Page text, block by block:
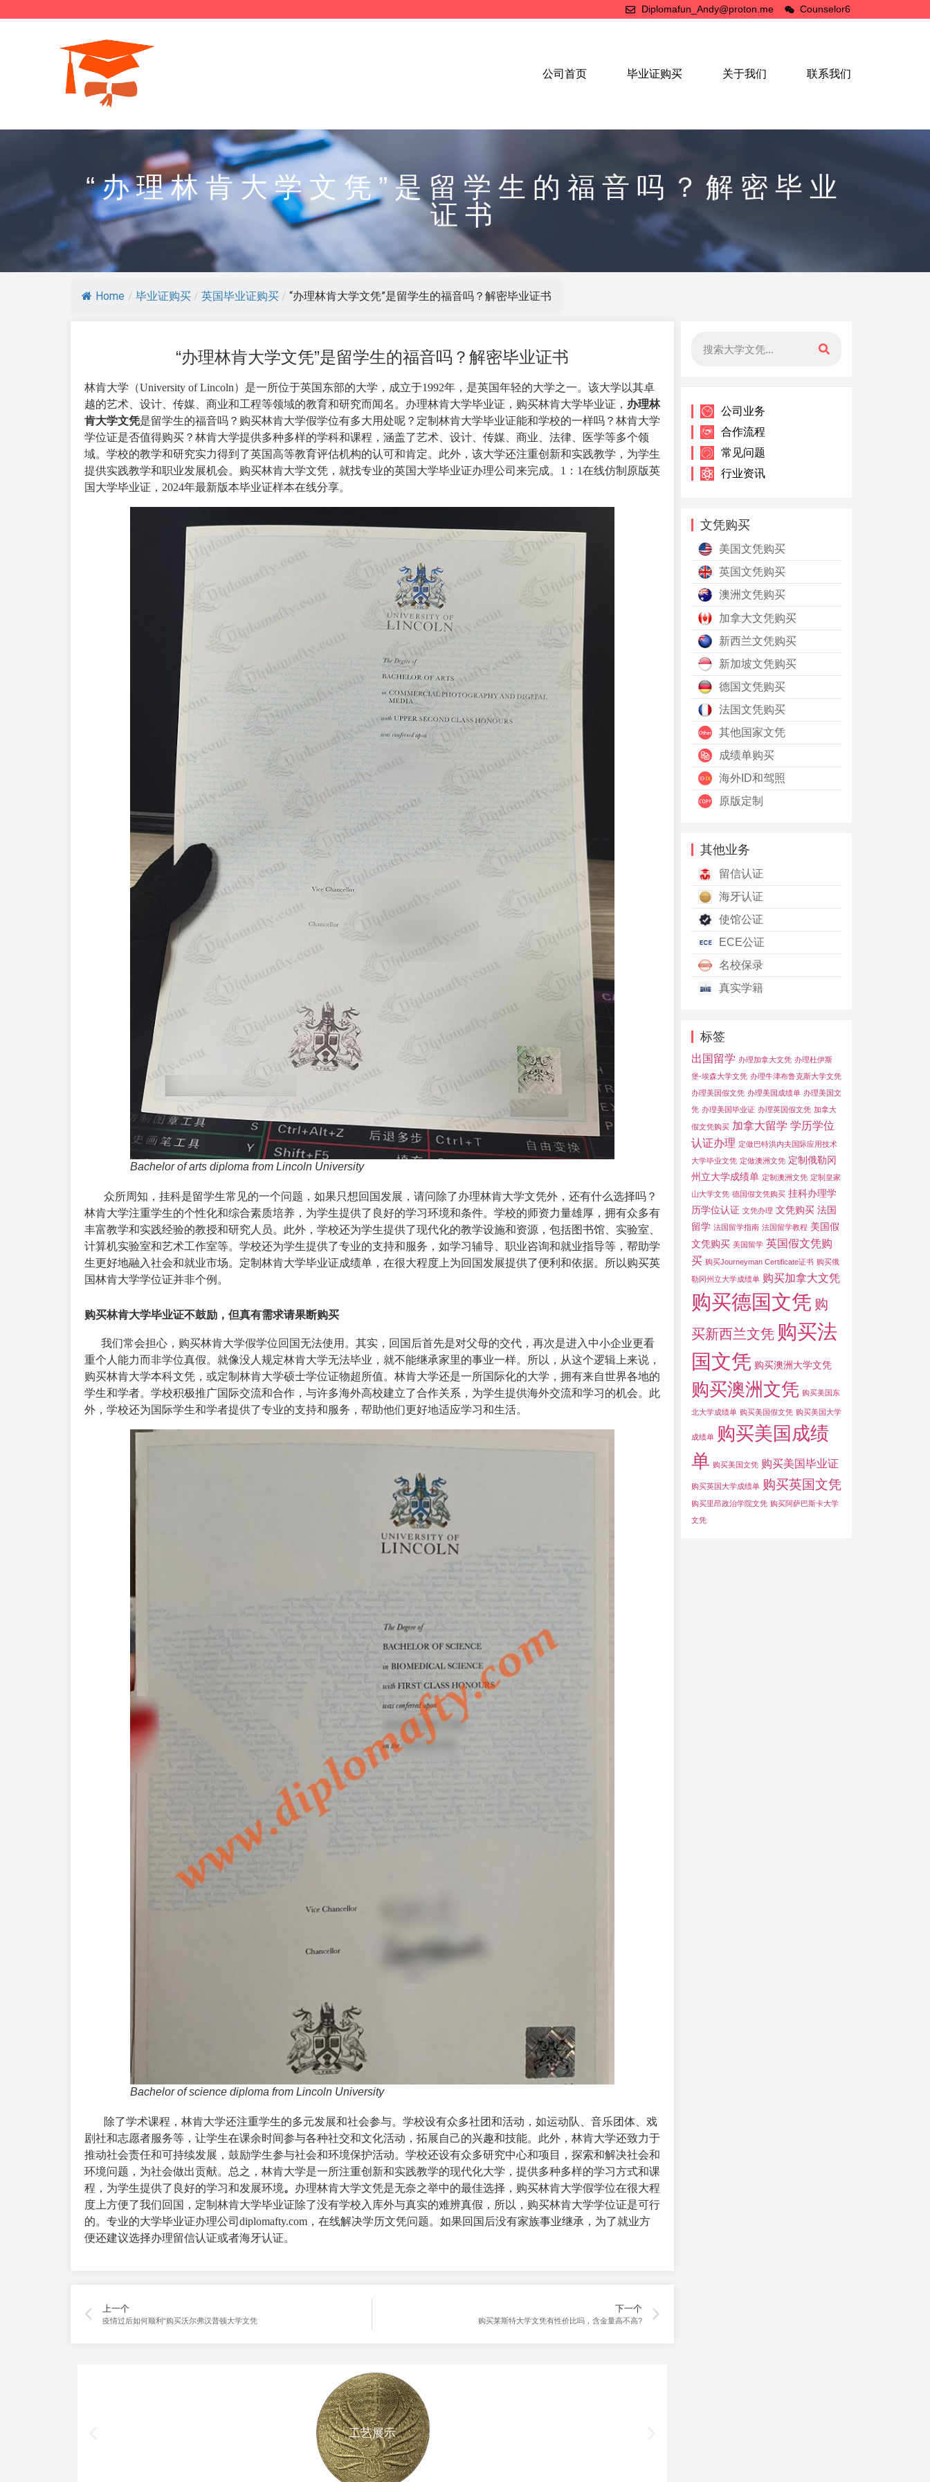
Diplomafun_Andy@proton.me Counselor6
公司首页 毕业证购买 关于我们 联系我们
“办理林肯大学文凭”是留学生的福音吗？解密毕业
证书
Home / 毕业证购买 / 英国毕业证购买 / “办理林肯大学文凭”是留学生的福音吗？解密毕业证书
“办理林肯大学文凭”是留学生的福音吗？解密毕业证书
林肯大学（University of Lincoln）是一所位于英国东部的大学，成立于1992年，是英国年轻的大学之一。该大学以其卓
越的艺术、设计、传媒、商业和工程等领域的教育和研究而闻名。办理林肯大学毕业证，购买林肯大学毕业证， 办理林
肯大学文凭是留学生的福音吗？购买林肯大学假学位有多大用处呢？定制林肯大学毕业证能和学校的一样吗？林肯大学
学位证是否值得购买？ 林肯大学提供多种多样的学科和课程，涵盖了艺术、设计、传媒、商业、法律、医学等多个领
域。学校的教学和研究实力得到了英国高等教育评估机构的认可和肯定。此外，该大学还注重创新和实践教学，为学生
提供实践教学和职业发展机会。购买林肯大学文凭，就找专业的英国大学毕业证办理公司 来完成。1：1在线仿制原版英
国大学毕业证，2024年最新版本毕业证样本在线分享。
Bachelor of arts diploma from Lincoln University
众所周知，挂科是留学生常见的一个问题，如果只想回国发展，请问除了办理林肯大学文凭外，还有什么选择吗？
林肯大学注重学生的个性化和综合素质培养，为学生提供了良好的学习环境和条件。学校的师资力量雄厚，拥有众多有
丰富教学和实践经验的教授和研究人员。此外，学校还为学生提供了现代化的教学设施和资源，包括图书馆、实验室、
计算机实验室和艺术工作室等。学校还为学生提供了专业的支持和服务，如学习辅导、职业咨询和就业指导等，帮助学
生更好地融入社会和就业市场。定制林肯大学毕业证成绩单，在很大程度上为回国发展提供了便利和依据。所以购买英
国林肯大学学位证并非个例。
购买林肯大学毕业证不鼓励，但真有需求请果断购买
我们常会担心，购买林肯大学假学位回国无法使用。其实，回国后首先是对父母的交代，再次是进入中小企业更看
重个人能力而非学位真假。就像没人规定林肯大学无法毕业，就不能继承家里的事业一样。所以，从这个逻辑上来说，
购买林肯大学本科文凭，或定制林肯大学硕士学位证物超所值。林肯大学还是一所国际化的大学，拥有来自世界各地的
学生和学者。学校积极推广国际交流和合作，与许多海外高校建立了合作关系，为学生提供海外交流和学习的机会。此
外，学校还为国际学生和学者提供了专业的支持和服务，帮助他们更好地适应学习和生活。
Bachelor of science diploma from Lincoln University
除了学术课程，林肯大学还注重学生的多元发展和社会参与。学校设有众多社团和活动，如运动队、音乐团体、戏
剧社和志愿者服务等，让学生在课余时间参与各种社交和文化活动，拓展自己的兴趣和技能。 此外，林肯大学还致力于
推动社会责任和可持续发展，鼓励学生参与社会和环境保护活动。学校还设有众多研究中心和项目，探索和解决社会和
环境问题，为社会做出贡献。 总之，林肯大学是一所注重创新和实践教学的现代化大学，提供多种多样的学习方式和课
程，为学生提供了良好的学习和发展环境。 办理林肯大学文凭是无奈之举中的最佳选择，购买林肯大学假学位在很大程
度上方便了我们回国，定制林肯大学毕业证除了没有学校入库外与真实的难辨真假，所以，购买林肯大学学位证是可行
的。专业的大学毕业证办理公司 diplomafty.com，在线解决学历文凭问题。如果回国后没有家族事业继承，为了就业方
便还建议选择办理留信认证或者海牙认证。
上一个
疫情过后如何顺利“购买沃尔弗汉普顿大学文凭
下一个
购买莱斯特大学文凭有性价比吗，含金量高不高?
工艺展示
公司业务
合作流程
常见问题
行业资讯
文凭购买
美国文凭购买
英国文凭购买
澳洲文凭购买
加拿大文凭购买
新西兰文凭购买
新加坡文凭购买
德国文凭购买
法国文凭购买
其他国家文凭
成绩单购买
海外ID和驾照
原版定制
其他业务
留信认证
海牙认证
使馆公证
ECE公证
名校保录
真实学籍
标签
出国留学 办理加拿大文凭 办理杜伊斯
堡-埃森大学文凭 办理牛津布鲁克斯大学文凭
办理美国假文凭 办理美国成绩单 办理美国文
凭 办理美国毕业证 办理英国假文凭 加拿大
假文凭购买 加拿大留学 学历学位
认证办理 定做巴特洪内夫国际应用技术
大学毕业文凭 定做澳洲文凭 定制俄勒冈
州立大学成绩单 定制澳洲文凭 定制皇家
山大学文凭 德国假文凭购买 挂科办理学
历学位认证 文凭办理 文凭购买 法国
留学 法国留学指南 法国留学教程 美国假
文凭购买 美国留学 英国假文凭购
买 购买Journeyman Certificate证书 购买俄
勒冈州立大学成绩单 购买加拿大文凭
购买德国文凭 购
买新西兰文凭 购买法
国文凭 购买澳洲大学文凭
购买澳洲文凭 购买美国东
北大学成绩单 购买美国假文凭 购买美国大学
成绩单 购买美国成绩
单 购买美国文凭 购买美国毕业证
购买英国大学成绩单 购买英国文凭
购买里昂政治学院文凭 购买阿萨巴斯卡大学
文凭